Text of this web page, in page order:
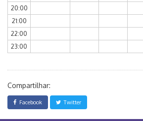
20:00
21:00
22:00
23:00
Compartilhar:
Facebook Twitter